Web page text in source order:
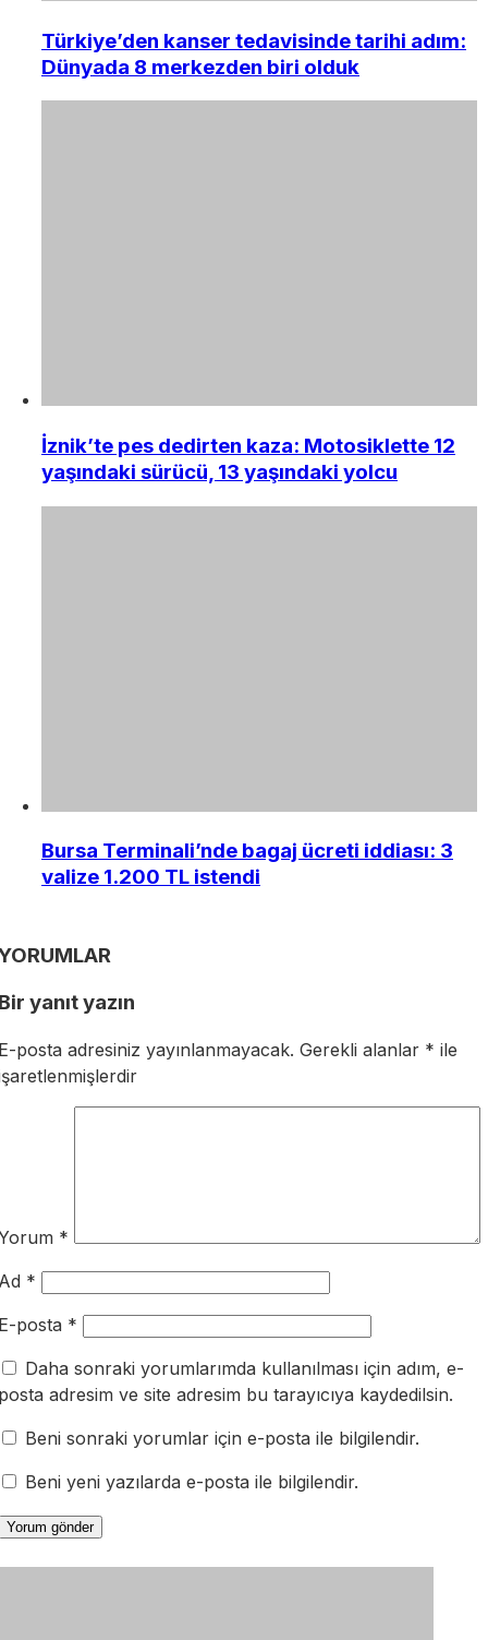
Türkiye’den kanser tedavisinde tarihi adım:
Dünyada 8 merkezden biri olduk
İznik’te pes dedirten kaza: Motosiklette 12
yaşındaki sürücü, 13 yaşındaki yolcu
Bursa Terminali’nde bagaj ücreti iddiası: 3
valize 1.200 TL istendi
yanıt yazın
posta adresiniz yayınlanmayacak. Gerekli alanlar * ile
*
*
posta *
Daha sonraki yorumlarımda kullanılması için adım, e-
adresim ve site adresim bu tarayıcıya kaydedilsin.
Beni sonraki yorumlar için e-posta ile bilgilendir.
Beni yeni yazılarda e-posta ile bilgilendir.